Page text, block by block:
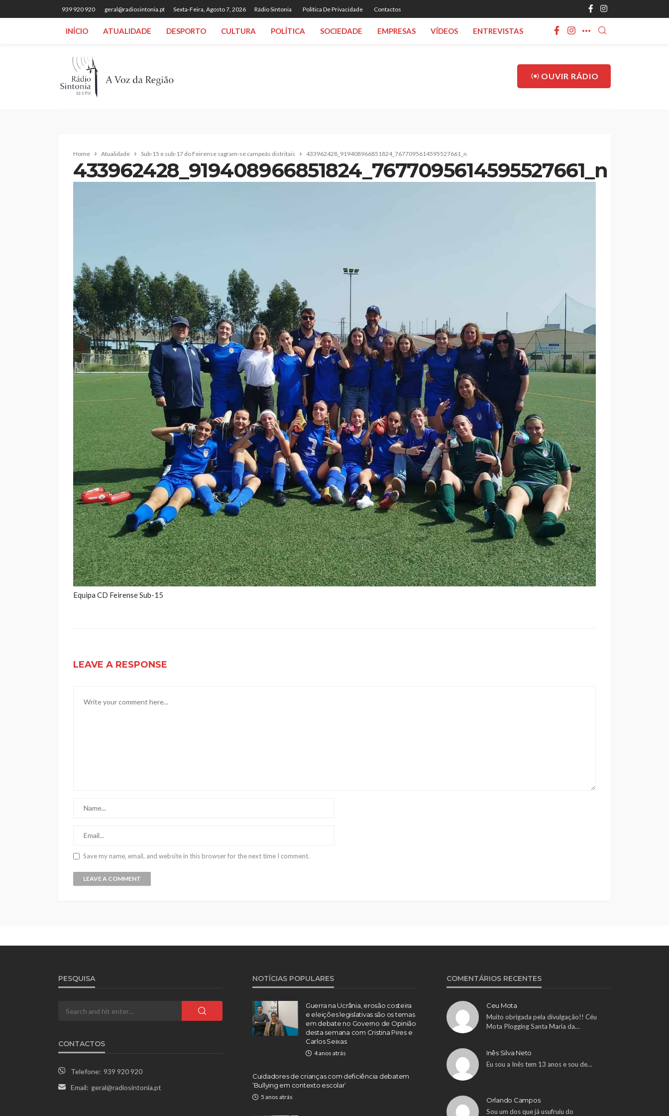
939 920 920 geral@radiosintonia.pt Sexta-Feira, Agosto 7, 2026 Rádio Sintonia Politica De Privacidade Contactos
INÍCIO ATUALIDADE DESPORTO CULTURA POLÍTICA SOCIEDADE EMPRESAS VÍDEOS ENTREVISTAS
OUVIR RÁDIO
Home Atualidade Sub-15 e sub-17 do Feirense sagram-se campeãs distritais 433962428_919408966851824_7677095614595527661_n
433962428_919408966851824_7677095614595527661_n
Equipa CD Feirense Sub-15
LEAVE A RESPONSE
Save my name, email, and website in this browser for the next time I comment.
PESQUISA
CONTACTOS
Telefone: 939 920 920
Email: geral@radiosintonia.pt
NOTÍCIAS POPULARES
Guerra na Ucrânia, erosão costeira
e eleições legislativas são os temas
em debate no Governo de Opinião
desta semana com Cristina Pires e
Carlos Seixas
4 anos atrás
Cuidadores de crianças com deficiência debatem
‘Bullying em contexto escolar’
5 anos atrás
COMENTÁRIOS RECENTES
Ceu Mota
Muito obrigada pela divulgação!! Céu
Mota Plogging Santa Maria da…
Inês Silva Neto
Eu sou a Inês tem 13 anos e sou de…
Orlando Campos
Sou um dos que já usufruiu do